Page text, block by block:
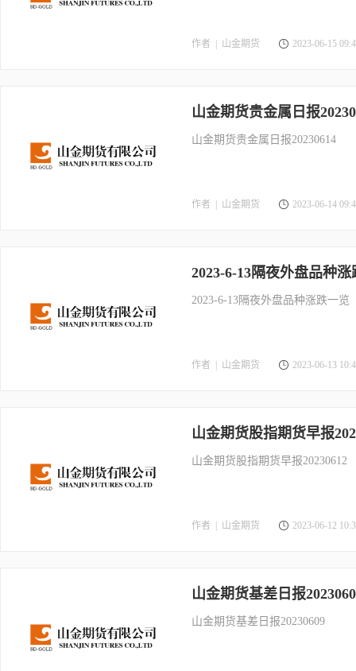
作者 | 山金期货 2023-06-15
山金期货贵金属日报
山金期货贵金属日报20230614
作者 | 山金期货 2023-06-14
2023-6-13隔夜外盘品种涨
2023-6-13隔夜外盘品种涨跌一览
作者 | 山金期货 2023-06-13
山金期货股指期货早报
山金期货股指期货早报20230612
作者 | 山金期货 2023-06-12
山金期货基差日报
山金期货基差日报20230609